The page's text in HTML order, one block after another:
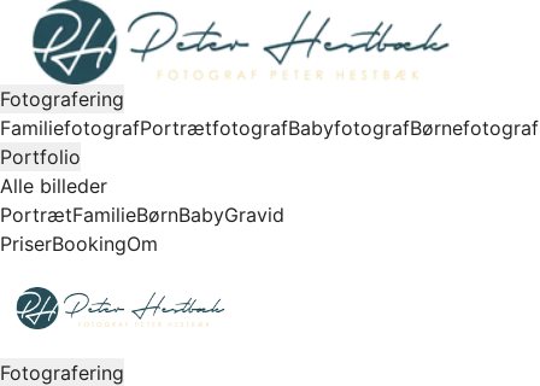
Fotografering
FamiliefotografPortrætfotografBabyfotografBørnefotograf
Portfolio
Alle billeder
PortrætFamilieBørnBabyGravid
PriserBookingOm
Fotografering